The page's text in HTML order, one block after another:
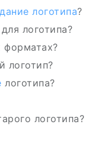
логотипа?
логотипа?
форматах?
логотип?
логотипа?
логотипа?